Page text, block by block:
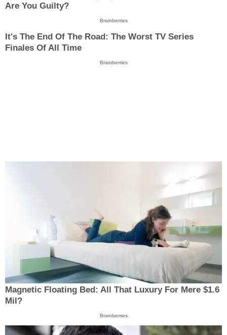
Are You Guilty?
Brainberries
It's The End Of The Road: The Worst TV Series
Finales Of All Time
Brainberries
Magnetic Floating Bed: All That Luxury For Mere $1.6
Mil?
Brainberries